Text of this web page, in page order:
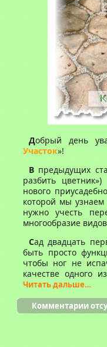
Добрый день
Участок»!
В предыдущих
разбить
нового
которой мы
нужно учесть
многообразие
Сад двадцать
быть просто
чтобы ног не
качестве одного
Читать дальше…
Комментарии